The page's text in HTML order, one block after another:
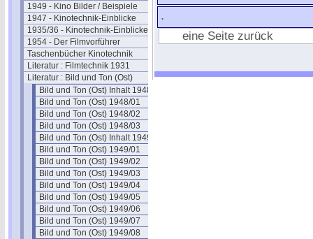
1949 - Kino Bilder / Beispiele
1947 - Kinotechnik-Einblicke
1935/36 - Kinotechnik-Einblicke
1954 - Der Filmvorführer
Taschenbücher Kinotechnik
Literatur : Filmtechnik 1931
Literatur : Bild und Ton (Ost)
Bild und Ton (Ost) Inhalt 1948
Bild und Ton (Ost) 1948/01
Bild und Ton (Ost) 1948/02
Bild und Ton (Ost) 1948/03
Bild und Ton (Ost) Inhalt 1949
Bild und Ton (Ost) 1949/01
Bild und Ton (Ost) 1949/02
Bild und Ton (Ost) 1949/03
Bild und Ton (Ost) 1949/04
Bild und Ton (Ost) 1949/05
Bild und Ton (Ost) 1949/06
Bild und Ton (Ost) 1949/07
Bild und Ton (Ost) 1949/08
.
eine Seite zurück